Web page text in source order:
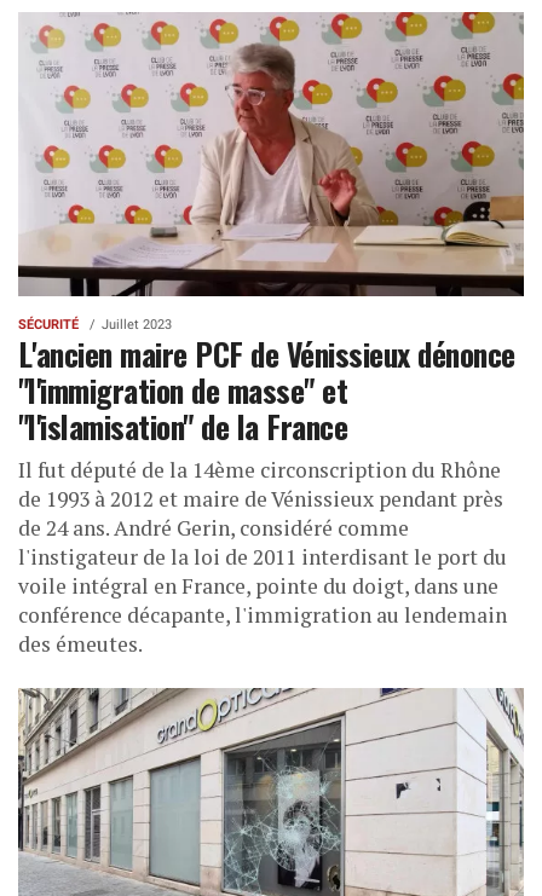
SÉCURITÉ Juillet 2023
L'ancien maire PCF de Vénissieux dénonce
"l'immigration de masse" et
"l'islamisation" de la France
Il fut député de la 14ème circonscription du Rhône
de 1993 à 2012 et maire de Vénissieux pendant près
de 24 ans. André Gerin, considéré comme
l'instigateur de la loi de 2011 interdisant le port du
voile intégral en France, pointe du doigt, dans une
conférence décapante, l'immigration au lendemain
des émeutes.